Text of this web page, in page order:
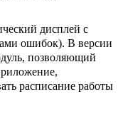
дисплей с
ошибок). В версии
позволяющий
расписание работы